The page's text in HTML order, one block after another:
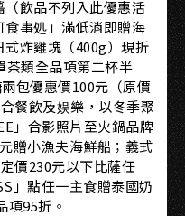
飲品不列入此優惠活
事処」滿低消即贈海
炸雞塊（400g）現折
茶類全品項第二杯半
包優惠價100元（原價
餐飲及娱樂，以冬季聚
」合影照片至火鍋品牌
贈小漁夫海鮮船；義式
價230元以下比薩任
」點任一主食贈泰國奶
項95折。